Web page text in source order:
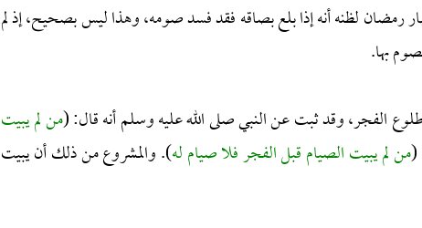
رمضان لظنه أنه إذا بلع بصاقه فقد فسد صومه، وهذا ليس بصحيح، إذ لم
بها.
الفجر، وقد ثبت عن النبي صلى الله عليه وسلم أنه قال: (من لم يبيت
(من لم يبيت الصيام قبل الفجر فلا صيام له). والمشروع من ذلك أن يبيت